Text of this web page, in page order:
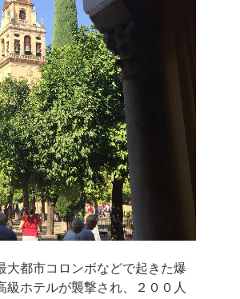
都市コロンボなどで起きた爆
ホテルが襲撃され、２００人